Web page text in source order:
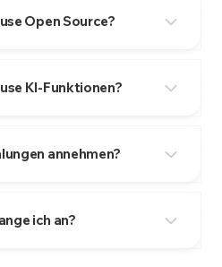
Open Source?
KI-Funktionen?
annehmen?
ich an?